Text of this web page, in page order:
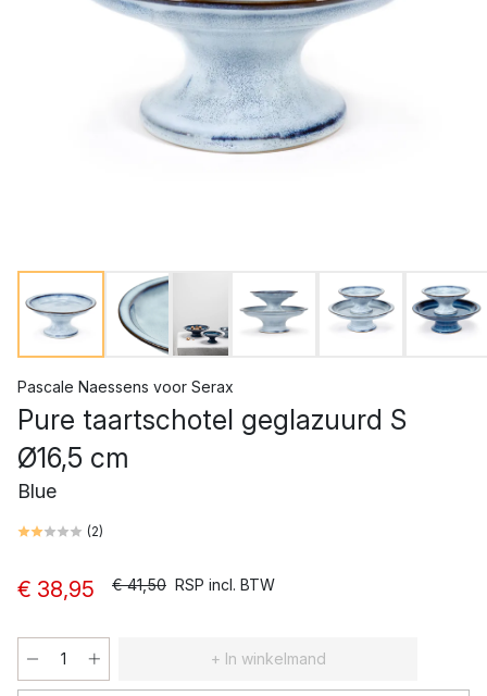
Pascale Naessens voor Serax
Pure taartschotel geglazuurd S
Ø16,5 cm
Blue
(2)
€ 38,95 € 41,50 RSP incl. BTW
+ In winkelmand